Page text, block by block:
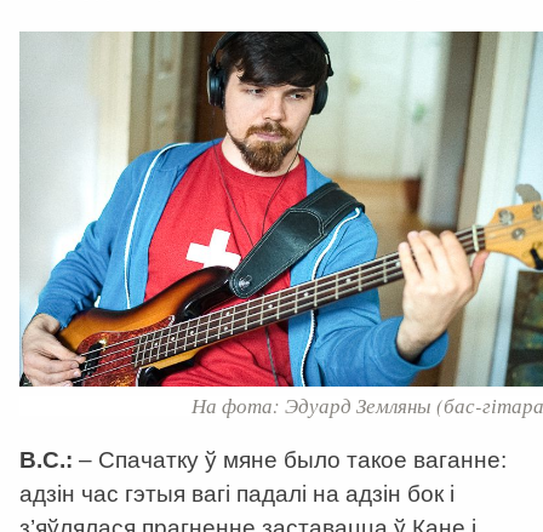
На фота: Эдуард Земляны (бас-
В.С.: – Спачатку ў мяне было такое ваганне:
адзін час гэтыя вагі падалі на адзін бок і